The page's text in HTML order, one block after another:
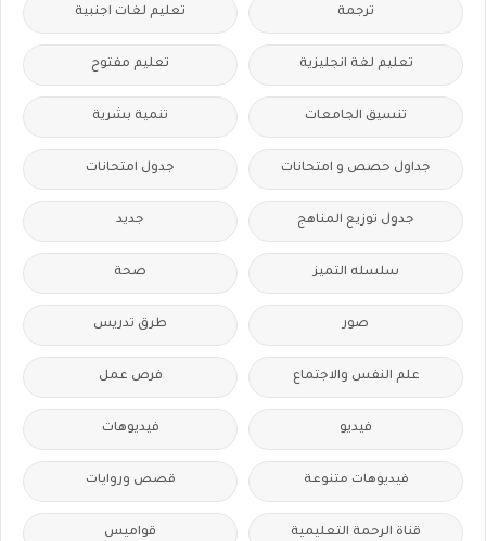
ترجمة تعليم لغات اجنبية
تعليم لغة انجليزية تعليم مفتوح
تنسيق الجامعات تنمية بشرية
جداول حصص و امتحانات جدول امتحانات
جدول توزيع المناهج جديد
سلسله التميز صحة
صور طرق تدريس
علم النفس والاجتماع فرص عمل
فيديو فيديوهات
فيديوهات متنوعة قصص وروايات
قناة الرحمة التعليمية قواميس